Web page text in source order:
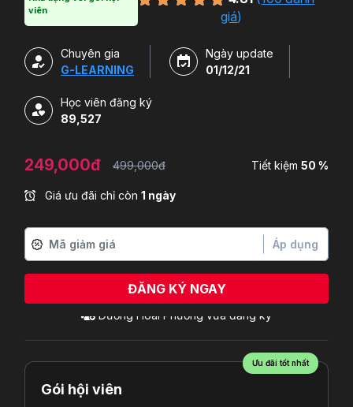
trong Excel và ứng dụng để giải quyết công việc một
viên
giá)
Chuyên gia
G-LEARNING
Ngày update
01/12/21
Học viên đăng ký
89,527
249,000đ 499,000đ Tiết kiệm 50 %
Giá ưu đãi chỉ còn 1 ngày
Áp dụng
ĐĂNG KÝ NGAY
Ưu đãi tốt nhất
Gói hội viên